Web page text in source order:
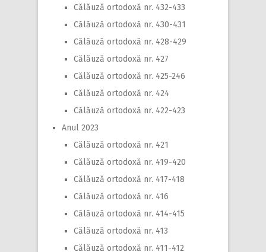
Călăuză ortodoxă nr. 432-433
Călăuză ortodoxă nr. 430-431
Călăuză ortodoxă nr. 428-429
Călăuză ortodoxă nr. 427
Călăuză ortodoxă nr. 425-246
Călăuză ortodoxă nr. 424
Călăuză ortodoxă nr. 422-423
Anul 2023
Călăuză ortodoxă nr. 421
Călăuză ortodoxă nr. 419-420
Călăuză ortodoxă nr. 417-418
Călăuză ortodoxă nr. 416
Călăuză ortodoxă nr. 414-415
Călăuză ortodoxă nr. 413
Călăuză ortodoxă nr. 411-412